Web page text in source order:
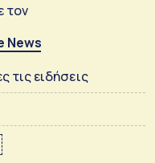
τον
News
τις ειδήσεις